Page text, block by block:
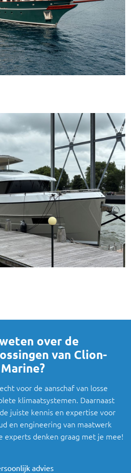
over de
van Clion-
Marine?
voor de aanschaf van losse
klimaatsystemen. Daarnaast
juiste kennis en expertise voor
en engineering van maatwerk
experts denken graag met je mee!
advies